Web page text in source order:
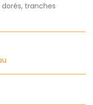
tranches